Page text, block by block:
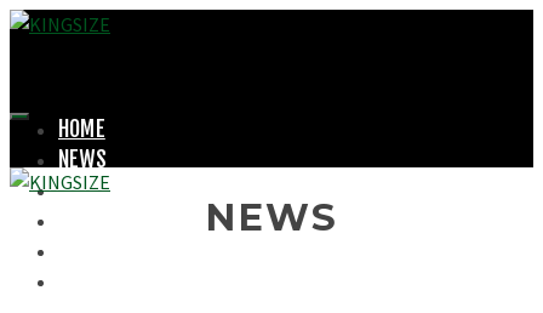
HOME
NEWS
LOOKBOOK
NEWS